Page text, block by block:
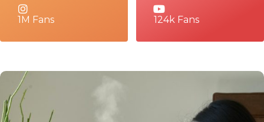
1M Fans 124k Fans